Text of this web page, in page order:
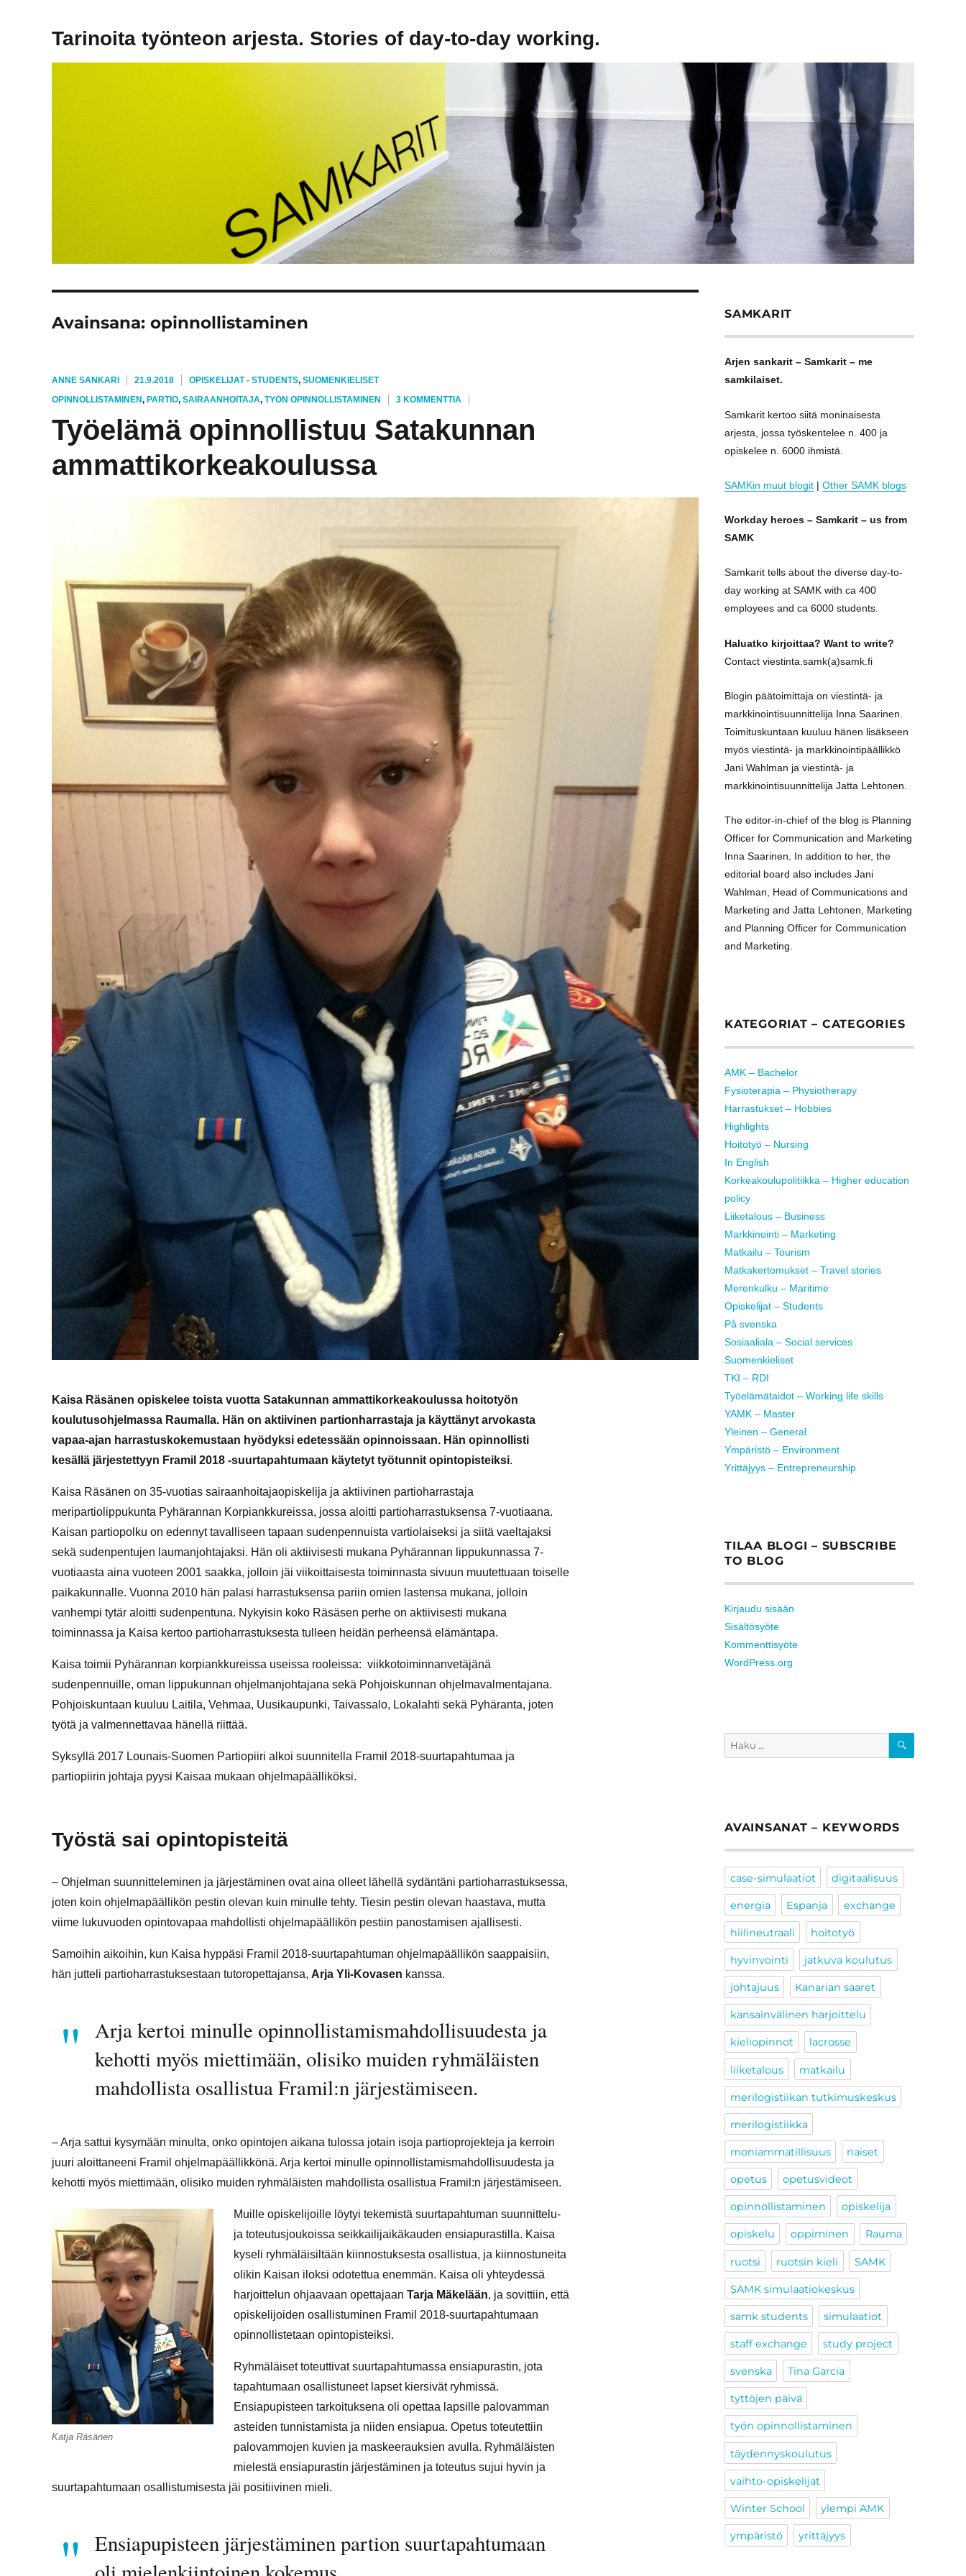
Tarinoita työnteon arjesta. Stories of day-to-day working.
Avainsana: opinnollistaminen
KIRJOITTAJA
ANNE SANKARI JULKAISTU
21.9.2018 KATEGORIAT
OPISKELIJAT - STUDENTS, SUOMENKIELISET
AVAINSANAT
OPINNOLLISTAMINEN, PARTIO, SAIRAANHOITAJA, TYÖN OPINNOLLISTAMINEN 3 KOMMENTTIA
OPINNOLLISTUU
Työelämä opinnollistuu Satakunnan
ammattikorkeakoulussa
Kaisa Räsänen opiskelee toista vuotta Satakunnan ammattikorkeakoulussa hoitotyön
koulutusohjelmassa Raumalla. Hän on aktiivinen partionharrastaja ja käyttänyt arvokasta
vapaa-ajan harrastuskokemustaan hyödyksi edetessään opinnoissaan. Hän opinnollisti
kesällä järjestettyyn Framil 2018 -suurtapahtumaan käytetyt työtunnit opintopisteiksi.
Kaisa Räsänen on 35-vuotias sairaanhoitajaopiskelija ja aktiivinen partioharrastaja
meripartiolippukunta Pyhärannan Korpiankkureissa, jossa aloitti partioharrastuksensa 7-vuotiaana.
Kaisan partiopolku on edennyt tavalliseen tapaan sudenpennuista vartiolaiseksi ja siitä vaeltajaksi
sekä sudenpentujen laumanjohtajaksi. Hän oli aktiivisesti mukana Pyhärannan lippukunnassa 7-
vuotiaasta aina vuoteen 2001 saakka, jolloin jäi viikoittaisesta toiminnasta sivuun muutettuaan toiselle
paikakunnalle. Vuonna 2010 hän palasi harrastuksensa pariin omien lastensa mukana, jolloin
vanhempi tytär aloitti sudenpentuna. Nykyisin koko Räsäsen perhe on aktiivisesti mukana
toiminnassa ja Kaisa kertoo partioharrastuksesta tulleen heidän perheensä elämäntapa.
Kaisa toimii Pyhärannan korpiankkureissa useissa rooleissa: viikkotoiminnanvetäjänä
sudenpennuille, oman lippukunnan ohjelmanjohtajana sekä Pohjoiskunnan ohjelmavalmentajana.
Pohjoiskuntaan kuuluu Laitila, Vehmaa, Uusikaupunki, Taivassalo, Lokalahti sekä Pyhäranta, joten
työtä ja valmennettavaa hänellä riittää.
Syksyllä 2017 Lounais-Suomen Partiopiiri alkoi suunnitella Framil 2018-suurtapahtumaa ja
partiopiirin johtaja pyysi Kaisaa mukaan ohjelmapäälliköksi.
Työstä sai opintopisteitä
– Ohjelman suunnitteleminen ja järjestäminen ovat aina olleet lähellä sydäntäni partioharrastuksessa,
joten koin ohjelmapäällikön pestin olevan kuin minulle tehty. Tiesin pestin olevan haastava, mutta
viime lukuvuoden opintovapaa mahdollisti ohjelmapäällikön pestiin panostamisen ajallisesti.
Samoihin aikoihin, kun Kaisa hyppäsi Framil 2018-suurtapahtuman ohjelmapäällikön saappaisiin,
hän jutteli partioharrastuksestaan tutoropettajansa, Arja Yli-Kovasen kanssa.
Arja kertoi minulle opinnollistamismahdollisuudesta ja
kehotti myös miettimään, olisiko muiden ryhmäläisten
mahdollista osallistua Framil:n järjestämiseen.
– Arja sattui kysymään minulta, onko opintojen aikana tulossa jotain isoja partioprojekteja ja kerroin
juuri aloittaneeni Framil ohjelmapäällikkönä. Arja kertoi minulle opinnollistamismahdollisuudesta ja
kehotti myös miettimään, olisiko muiden ryhmäläisten mahdollista osallistua Framil:n järjestämiseen.
Katja Räsänen
Muille opiskelijoille löytyi tekemistä suurtapahtuman suunnittelu-
ja toteutusjoukoissa seikkailijaikäkauden ensiapurastilla. Kaisa
kyseli ryhmäläisiltään kiinnostuksesta osallistua, ja kiinnostuneita
olikin Kaisan iloksi odotettua enemmän. Kaisa oli yhteydessä
harjoittelun ohjaavaan opettajaan Tarja Mäkelään, ja sovittiin, että
opiskelijoiden osallistuminen Framil 2018-suurtapahtumaan
opinnollistetaan opintopisteiksi.
Ryhmäläiset toteuttivat suurtapahtumassa ensiapurastin, jota
tapahtumaan osallistuneet lapset kiersivät ryhmissä.
Ensiapupisteen tarkoituksena oli opettaa lapsille palovamman
asteiden tunnistamista ja niiden ensiapua. Opetus toteutettiin
palovammojen kuvien ja maskeerauksien avulla. Ryhmäläisten
mielestä ensiapurastin järjestäminen ja toteutus sujui hyvin ja
suurtapahtumaan osallistumisesta jäi positiivinen mieli.
Ensiapupisteen järjestäminen partion suurtapahtumaan
SAMKARIT
Arjen sankarit – Samkarit – me
samkilaiset.
Samkarit kertoo siitä moninaisesta
arjesta, jossa työskentelee n. 400 ja
opiskelee n. 6000 ihmistä.
SAMKin muut blogit | Other SAMK blogs
Workday heroes – Samkarit – us from
SAMK
Samkarit tells about the diverse day-to-
day working at SAMK with ca 400
employees and ca 6000 students.
Haluatko kirjoittaa? Want to write?
Contact viestinta.samk(a)samk.fi
Blogin päätoimittaja on viestintä- ja
markkinointisuunnittelija Inna Saarinen.
Toimituskuntaan kuuluu hänen lisäkseen
myös viestintä- ja markkinointipäällikkö
Jani Wahlman ja viestintä- ja
markkinointisuunnittelija Jatta Lehtonen.
The editor-in-chief of the blog is Planning
Officer for Communication and Marketing
Inna Saarinen. In addition to her, the
editorial board also includes Jani
Wahlman, Head of Communications and
Marketing and Jatta Lehtonen, Marketing
and Planning Officer for Communication
and Marketing.
KATEGORIAT – CATEGORIES
AMK – Bachelor
Fysioterapia – Physiotherapy
Harrastukset – Hobbies
Highlights
Hoitotyö – Nursing
In English
Korkeakoulupolitiikka – Higher education
policy
Liiketalous – Business
Markkinointi – Marketing
Matkailu – Tourism
Matkakertomukset – Travel stories
Merenkulku – Maritime
Opiskelijat – Students
På svenska
Sosiaaliala – Social services
Suomenkieliset
TKI – RDI
Työelämätaidot – Working life skills
YAMK – Master
Yleinen – General
Ympäristö – Environment
Yrittäjyys – Entrepreneurship
TILAA BLOGI – SUBSCRIBE
TO BLOG
Kirjaudu sisään
Sisältösyöte
Kommenttisyöte
WordPress.org
Etsi: HAKU
AVAINSANAT – KEYWORDS
case-simulaatiot digitaalisuus
energia Espanja exchange
hiilineutraali hoitotyö
hyvinvointi jatkuva koulutus
johtajuus Kanarian saaret
kansainvälinen harjoittelu
kieliopinnot lacrosse
liiketalous matkailu
merilogistiikan tutkimuskeskus
merilogistiikka
moniammatillisuus naiset
opetus opetusvideot
opinnollistaminen opiskelija
opiskelu oppiminen Rauma
ruotsi ruotsin kieli SAMK
SAMK simulaatiokeskus
samk students simulaatiot
staff exchange study project
svenska Tina Garcia
tyttöjen päivä
työn opinnollistaminen
täydennyskoulutus
vaihto-opiskelijat
Winter School ylempi AMK
ympäristö yrittäjyys